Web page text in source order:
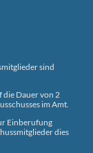
sind
die Dauer von 2
im Amt.
Einberufung
dies